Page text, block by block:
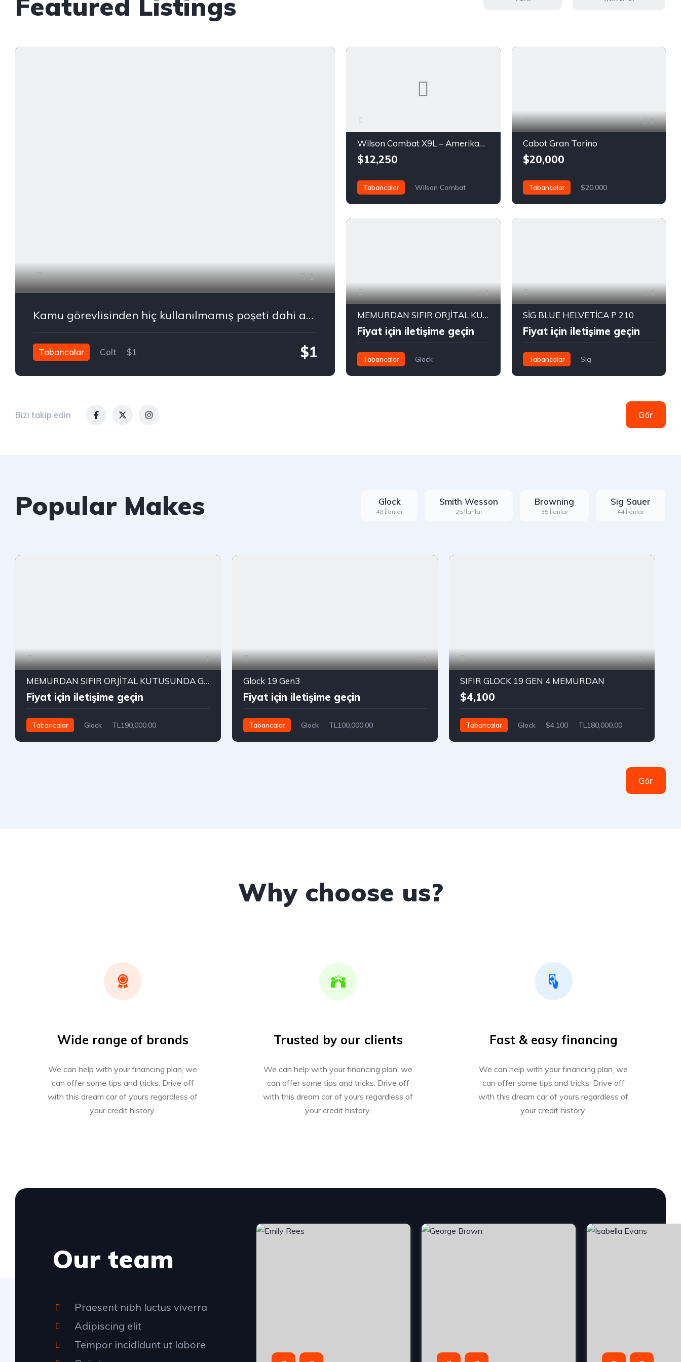
1
Kamu görevlisinden hiç kullanılmamış poşeti dahi açılmamış colt tropy cup 9*19
Tabancalar Colt $1 $1
Wilson Combat X9L – Amerikan Menşeili Özel Üretim | Sıfır | Kutusunda
$12,250
Tabancalar
Wilson Combat
8
Cabot Gran Torino
$20,000
Tabancalar $20,000
4
MEMURDAN SIFIR ORJİTAL KUTUSUNDA GLOCK 19 GEN 5 HİÇ KULLANILMAMIŞ
Fiyat için iletişime geçin
Tabancalar
Glock
3
SİG BLUE HELVETİCA P 210
Fiyat için iletişime geçin
Tabancalar
Sig
Bizi takip edin Gör
Popular Makes Glock
48 İlanlar
Smith Wesson
25 İlanlar
Browning
35 İlanlar
Sig Sauer
44 İlanlar
4
MEMURDAN SIFIR ORJİTAL KUTUSUNDA GLOCK 19 GEN 5 HİÇ KULLANILMAMIŞ
Fiyat için iletişime geçin
Tabancalar Glock TL190,000.00
4
Glock 19 Gen3
Fiyat için iletişime geçin
Tabancalar Glock TL100,000.00
3
SIFIR GLOCK 19 GEN 4 MEMURDAN
$4,100
Tabancalar Glock $4,100 TL180,000.00
Gör
Why choose us?
Wide range of brands
We can help with your financing plan, we
can offer some tips and tricks. Drive off
with this dream car of yours regardless of
your credit history.
Trusted by our clients
We can help with your financing plan, we
can offer some tips and tricks. Drive off
with this dream car of yours regardless of
your credit history.
Fast & easy financing
We can help with your financing plan, we
can offer some tips and tricks. Drive off
with this dream car of yours regardless of
your credit history.
Our team
Praesent nibh luctus viverra
Adipiscing elit
Tempor incididunt ut labore